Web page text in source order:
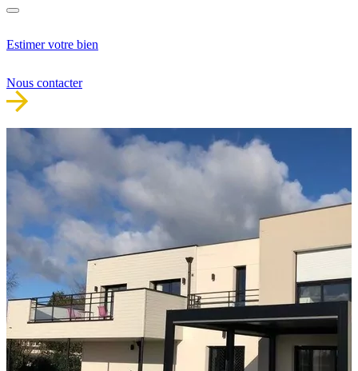
Estimer votre bien
Nous contacter